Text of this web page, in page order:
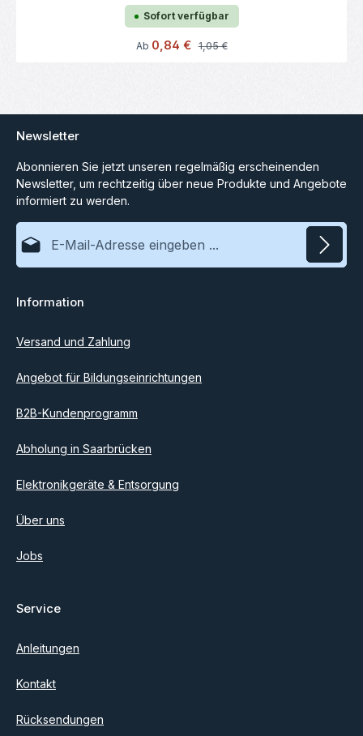
Sofort verfügbar
Verkaufspreis:
Ab 0,84 € Regulärer Preis:
1,05 €
Newsletter
Abonnieren Sie jetzt unseren regelmäßig erscheinenden
Newsletter, um rechtzeitig über neue Produkte und Angebote
informiert zu werden.
E-Mail-Adresse*
Ich habe dieDatenschutzbestimmungen
einverstanden.
Information
Versand und Zahlung
Angebot für Bildungseinrichtungen
B2B-Kundenprogramm
Abholung in Saarbrücken
Elektronikgeräte & Entsorgung
Über uns
Jobs
Service
Anleitungen
Kontakt
Rücksendungen